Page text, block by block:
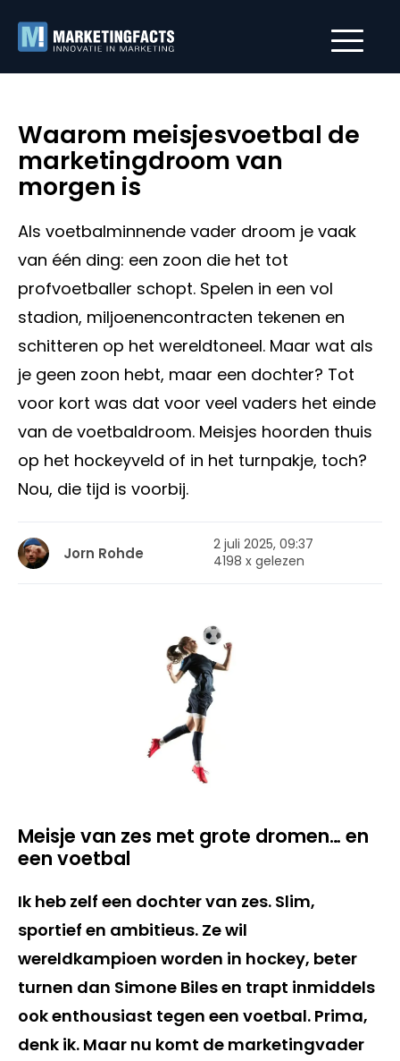
Waarom meisjesvoetbal de
marketingdroom van
morgen is
Als voetbalminnende vader droom je vaak
van één ding: een zoon die het tot
profvoetballer schopt. Spelen in een vol
stadion, miljoenencontracten tekenen en
schitteren op het wereldtoneel. Maar wat als
je geen zoon hebt, maar een dochter? Tot
voor kort was dat voor veel vaders het einde
van de voetbaldroom. Meisjes hoorden thuis
op het hockeyveld of in het turnpakje, toch?
Nou, die tijd is voorbij.
Jorn Rohde
2 juli 2025, 09:37
4198 x gelezen
Meisje van zes met grote dromen… en
een voetbal
Ik heb zelf een dochter van zes. Slim,
sportief en ambitieus. Ze wil
wereldkampioen worden in hockey, beter
turnen dan Simone Biles en trapt inmiddels
ook enthousiast tegen een voetbal. Prima,
denk ik. Maar nu komt de marketingvader